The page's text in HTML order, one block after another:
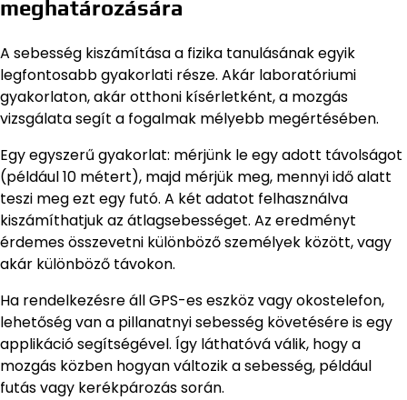
meghatározására
A sebesség kiszámítása a fizika tanulásának egyik
legfontosabb gyakorlati része. Akár laboratóriumi
gyakorlaton, akár otthoni kísérletként, a mozgás
vizsgálata segít a fogalmak mélyebb megértésében.
Egy egyszerű gyakorlat: mérjünk le egy adott távolságot
(például 10 métert), majd mérjük meg, mennyi idő alatt
teszi meg ezt egy futó. A két adatot felhasználva
kiszámíthatjuk az átlagsebességet. Az eredményt
érdemes összevetni különböző személyek között, vagy
akár különböző távokon.
Ha rendelkezésre áll GPS-es eszköz vagy okostelefon,
lehetőség van a pillanatnyi sebesség követésére is egy
applikáció segítségével. Így láthatóvá válik, hogy a
mozgás közben hogyan változik a sebesség, például
futás vagy kerékpározás során.